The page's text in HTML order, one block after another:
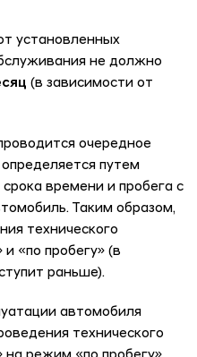
установленных
не должно
(в зависимости от
очередное
путем
времени и пробега с
Таким образом,
технического
«по пробегу» (в
раньше).
автомобиля
технического